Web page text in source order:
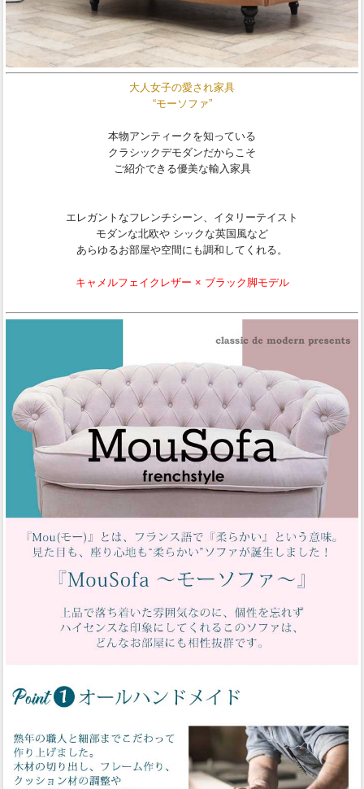
大人女子の愛され家具
“モーソファ”
本物アンティークを知っている
クラシックデモダンだからこそ
ご紹介できる優美な輸入家具
エレガントなフレンチシーン、イタリーテイスト
モダンな北欧や シックな英国風など
あらゆるお部屋や空間にも調和してくれる。
キャメルフェイクレザー × ブラック脚モデル